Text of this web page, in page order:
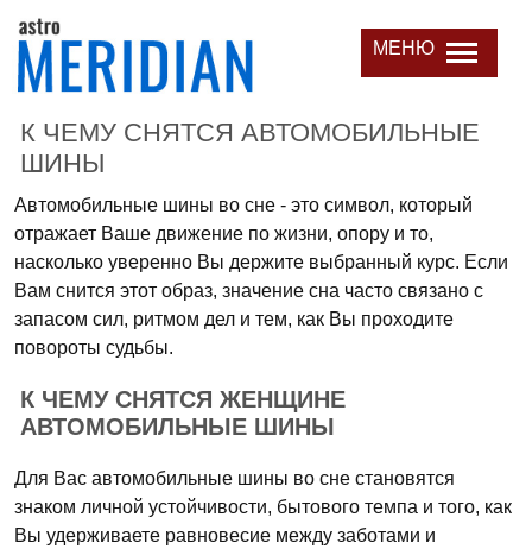
МЕНЮ
К ЧЕМУ СНЯТСЯ АВТОМОБИЛЬНЫЕ
ШИНЫ
Автомобильные шины во сне - это символ, который
отражает Ваше движение по жизни, опору и то,
насколько уверенно Вы держите выбранный курс. Если
Вам снится этот образ, значение сна часто связано с
запасом сил, ритмом дел и тем, как Вы проходите
повороты судьбы.
К ЧЕМУ СНЯТСЯ ЖЕНЩИНЕ
АВТОМОБИЛЬНЫЕ ШИНЫ
Для Вас автомобильные шины во сне становятся
знаком личной устойчивости, бытового темпа и того, как
Вы удерживаете равновесие между заботами и